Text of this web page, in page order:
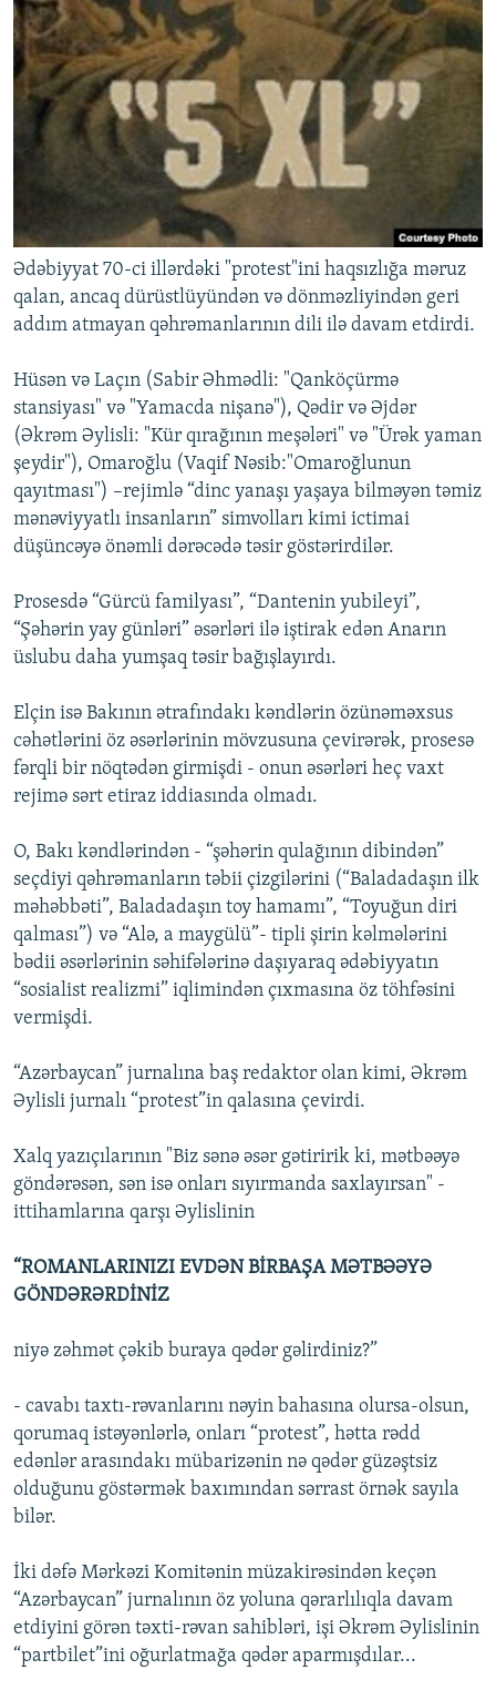
Ədəbiyyat 70-ci illərdəki "protest"ini haqsızlığa məruz
qalan, ancaq dürüstlüyündən və dönməzliyindən geri
addım atmayan qəhrəmanlarının dili ilə davam etdirdi.
Hüsən və Laçın (Sabir Əhmədli: "Qanköçürmə
stansiyası" və "Yamacda nişanə"), Qədir və Əjdər
(Əkrəm Əylisli: "Kür qırağının meşələri" və "Ürək yaman
şeydir"), Omaroğlu (Vaqif Nəsib:"Omaroğlunun
qayıtması") –rejimlə “dinc yanaşı yaşaya bilməyən təmiz
mənəviyyatlı insanların” simvolları kimi ictimai
düşüncəyə önəmli dərəcədə təsir göstərirdilər.
Prosesdə “Gürcü familyası”, “Dantenin yubileyi”,
“Şəhərin yay günləri” əsərləri ilə iştirak edən Anarın
üslubu daha yumşaq təsir bağışlayırdı.
Elçin isə Bakının ətrafındakı kəndlərin özünəməxsus
cəhətlərini öz əsərlərinin mövzusuna çevirərək, prosesə
fərqli bir nöqtədən girmişdi - onun əsərləri heç vaxt
rejimə sərt etiraz iddiasında olmadı.
O, Bakı kəndlərindən - “şəhərin qulağının dibindən”
seçdiyi qəhrəmanların təbii çizgilərini (“Baladadaşın ilk
məhəbbəti”, Baladadaşın toy hamamı”, “Toyuğun diri
qalması”) və “Alə, a maygülü”- tipli şirin kəlmələrini
bədii əsərlərinin səhifələrinə daşıyaraq ədəbiyyatın
“sosialist realizmi” iqlimindən çıxmasına öz töhfəsini
vermişdi.
“Azərbaycan” jurnalına baş redaktor olan kimi, Əkrəm
Əylisli jurnalı “protest”in qalasına çevirdi.
Xalq yazıçılarının "Biz sənə əsər gətiririk ki, mətbəəyə
göndərəsən, sən isə onları sıyırmanda saxlayırsan" -
ittihamlarına qarşı Əylislinin
“ROMANLARINIZI EVDƏN BİRBAŞA MƏTBƏƏYƏ
GÖNDƏRƏRDİNİZ
niyə zəhmət çəkib buraya qədər gəlirdiniz?”
- cavabı taxtı-rəvanlarını nəyin bahasına olursa-olsun,
qorumaq istəyənlərlə, onları “protest”, hətta rədd
edənlər arasındakı mübarizənin nə qədər güzəştsiz
olduğunu göstərmək baxımından sərrast örnək sayıla
bilər.
İki dəfə Mərkəzi Komitənin müzakirəsindən keçən
“Azərbaycan” jurnalının öz yoluna qərarlılıqla davam
etdiyini görən təxti-rəvan sahibləri, işi Əkrəm Əylislinin
“partbilet”ini oğurlatmağa qədər aparmışdılar...